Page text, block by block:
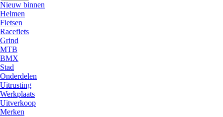
Nieuw binnen
Helmen
Fietsen
Racefiets
Grind
MTB
BMX
Stad
Onderdelen
Uitrusting
Werkplaats
Uitverkoop
Merken